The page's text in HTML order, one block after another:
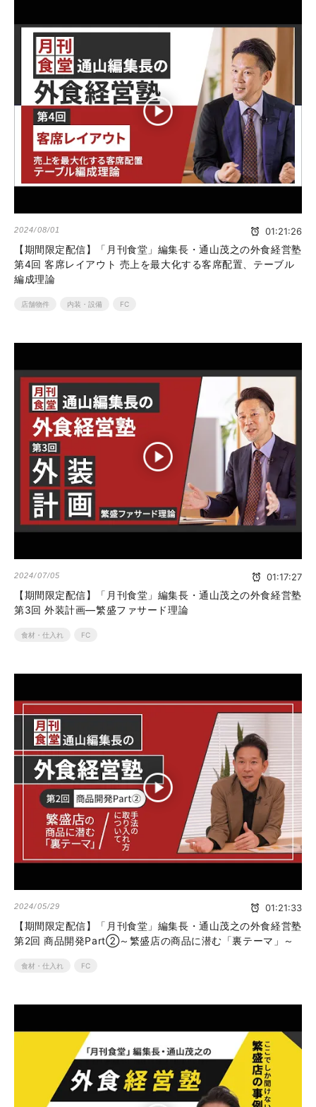
2024/08/01 01:21:26
【期間限定配信】「月刊食堂」編集長・通山茂之の外食経営塾
第4回 客席レイアウト 売上を最大化する客席配置、テーブル
編成理論
店舗物件 内装・設備 FC
2024/07/05 01:17:27
【期間限定配信】「月刊食堂」編集長・通山茂之の外食経営塾
第3回 外装計画―繁盛ファサード理論
食材・仕入れ FC
2024/05/29 01:21:33
【期間限定配信】「月刊食堂」編集長・通山茂之の外食経営塾
第2回 商品開発Part②～繁盛店の商品に潜む「裏テーマ」～
食材・仕入れ FC